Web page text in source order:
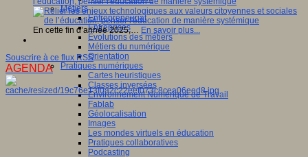
Métiers
Entrepreneuriat
Entreprises
Evolutions des métiers
Métiers du numérique
Orientation
Pratiques numériques
Cartes heuristiques
Classes inversées
Environnement Numérique de Travail
Fablab
Géolocalisation
Images
Les mondes virtuels en éducation
Pratiques collaboratives
Podcasting
En cette fin d’année 2025,… En savoir plus...
Souscrire à ce flux RSS
AGENDA